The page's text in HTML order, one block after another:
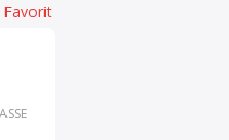
Favorit
3